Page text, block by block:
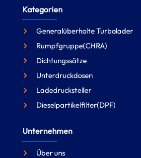
Kategorien
Generalüberholte Turbolader
Rumpfgruppe(CHRA)
Dichtungssätze
Unterdruckdosen
Ladedrucksteller
Dieselpartikelfilter(DPF)
Unternehmen
Über uns